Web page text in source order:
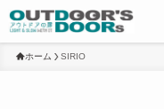
ホーム SIRIO